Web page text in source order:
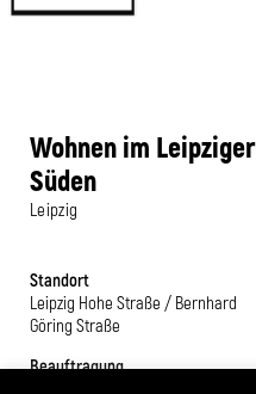
Wohnen im Leipziger
Süden
Leipzig
Standort
Leipzig Hohe Straße / Bernhard
Göring Straße
Beauftragung